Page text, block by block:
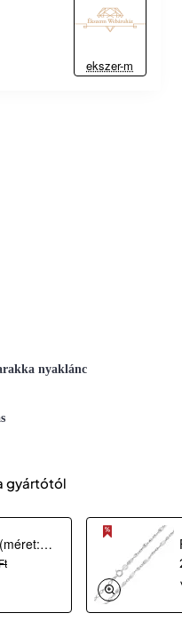
ekszer-m
nyaklánc
gyártótól
Fehérarany Lánc (méret:36) AU 93703